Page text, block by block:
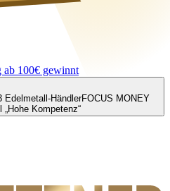
ab 100€ gewinnt
Edelmetall-HändlerFOCUS MONEY
„Hohe Kompetenz“